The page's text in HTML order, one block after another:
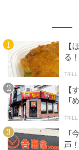
バルするストー
るそうですよ。
しかも、ほかに
2種類のオリジ
【
る
の声
【
「
「
声